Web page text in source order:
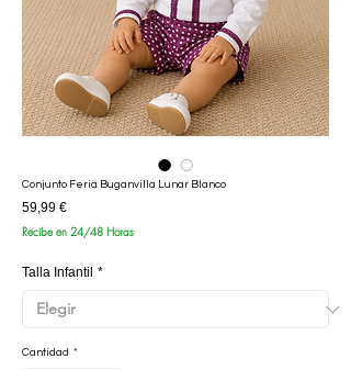
Conjunto Feria Buganvilla Lunar Blanco
59,99 €Precio
Recibe en 24/48 Horas
Talla Infantil *
Cantidad *